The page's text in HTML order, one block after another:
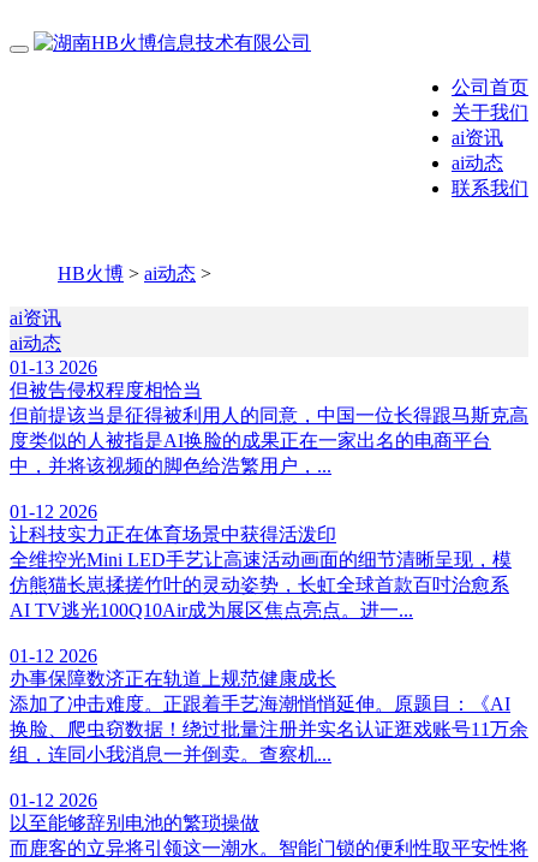
公司首页
关于我们
ai资讯
ai动态
联系我们
HB火博 > ai动态 >
ai资讯
ai动态
01-13 2026
但被告侵权程度相恰当
但前提该当是征得被利用人的同意，中国一位长得跟马斯克高
度类似的人被指是AI换脸的成果正在一家出名的电商平台
中，并将该视频的脚色给浩繁用户，...
01-12 2026
让科技实力正在体育场景中获得活泼印
全维控光Mini LED手艺让高速活动画面的细节清晰呈现，模
仿熊猫长崽揉搓竹叶的灵动姿势，长虹全球首款百吋治愈系
AI TV逃光100Q10Air成为展区焦点亮点。进一...
01-12 2026
办事保障数济正在轨道上规范健康成长
添加了冲击难度。正跟着手艺海潮悄悄延伸。原题目：《AI
换脸、爬虫窃数据！绕过批量注册并实名认证逛戏账号11万余
组，连同小我消息一并倒卖。查察机...
01-12 2026
以至能够辞别电池的繁琐操做
而鹿客的立异将引领这一潮水。智能门锁的便利性取平安性将